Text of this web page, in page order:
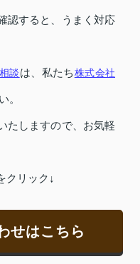
認すると、うまく対応
談は、私たち株式会社
。
たしますので、お気軽
クリック↓
せはこちら